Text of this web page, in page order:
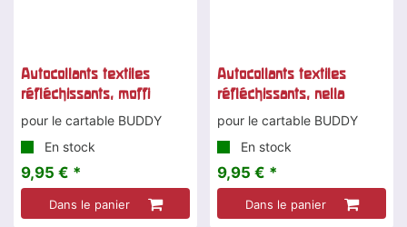
Autocollants textiles
réfléchissants, moffi
pour le cartable BUDDY
En stock
9,95 € *
Dans le panier
Autocollants textiles
réfléchissants, nella
pour le cartable BUDDY
En stock
9,95 € *
Dans le panier